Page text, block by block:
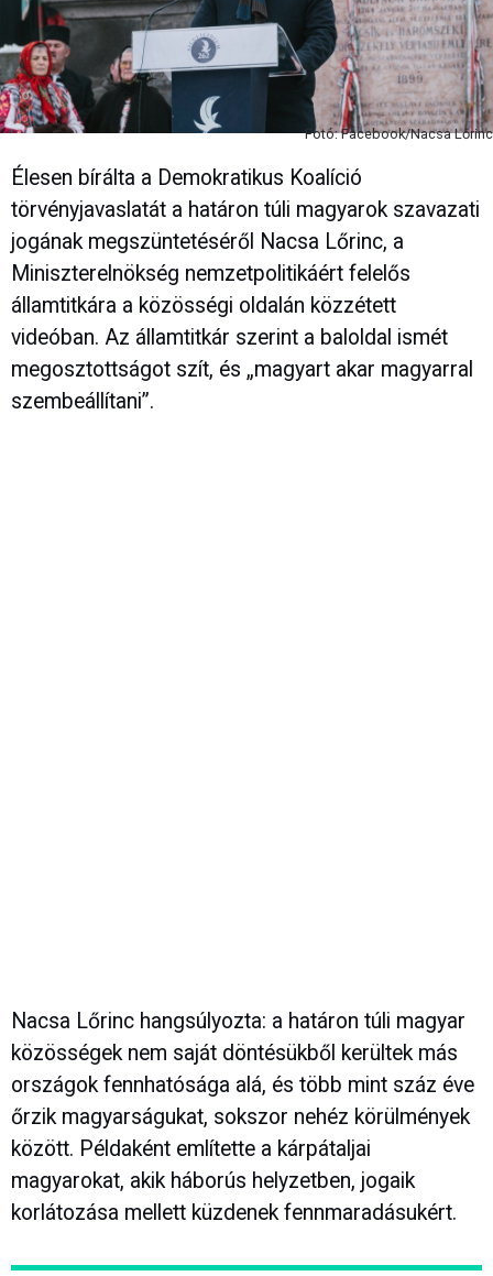
Fotó: Facebook/Nacsa Lőrinc
Élesen bírálta a Demokratikus Koalíció
törvényjavaslatát a határon túli magyarok szavazati
jogának megszüntetéséről Nacsa Lőrinc, a
Miniszterelnökség nemzetpolitikáért felelős
államtitkára a közösségi oldalán közzétett
videóban. Az államtitkár szerint a baloldal ismét
megosztottságot szít, és „magyart akar magyarral
szembeállítani”.
Nacsa Lőrinc hangsúlyozta: a határon túli magyar
közösségek nem saját döntésükből kerültek más
országok fennhatósága alá, és több mint száz éve
őrzik magyarságukat, sokszor nehéz körülmények
között. Példaként említette a kárpátaljai
magyarokat, akik háborús helyzetben, jogaik
korlátozása mellett küzdenek fennmaradásukért.